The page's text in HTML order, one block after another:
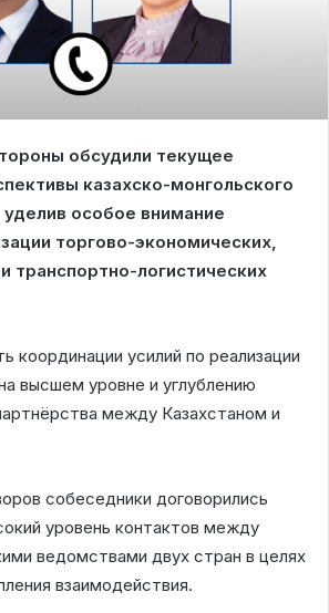
обсудили текущее
казахско-монгольского
особое внимание
торгово-экономических,
транспортно-логистических
координации усилий по реализации
высшем уровне и углублению
между Казахстаном и
собеседники договорились
уровень контактов между
ведомствами двух стран в целях
взаимодействия.